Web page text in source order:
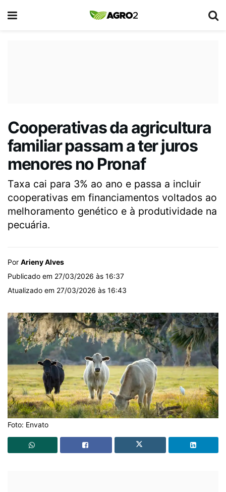
Cooperativas da agricultura
familiar passam a ter juros
menores no Pronaf
Taxa cai para 3% ao ano e passa a incluir
cooperativas em financiamentos voltados ao
melhoramento genético e à produtividade na
pecuária.
Por Arieny Alves
Publicado em 27/03/2026 às 16:37
Atualizado em 27/03/2026 às 16:43
Foto: Envato